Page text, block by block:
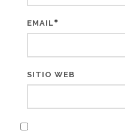
EMAIL*
SITIO WEB